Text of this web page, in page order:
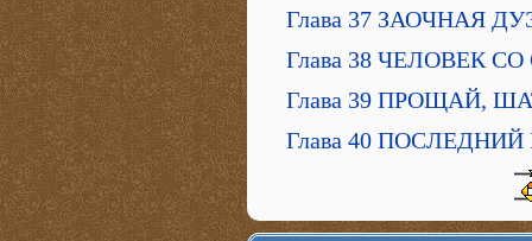
Глава 37 ЗАОЧНАЯ
Глава 38 ЧЕЛОВЕК
Глава 39 ПРОЩАЙ,
Глава 40